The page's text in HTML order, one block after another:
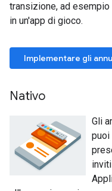
transizione, ad
in un'app di gioco.
Implementare gli
Nativo
Gli
puoi